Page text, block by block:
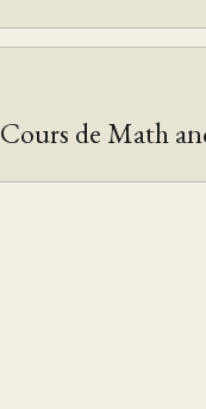
Cours de Math